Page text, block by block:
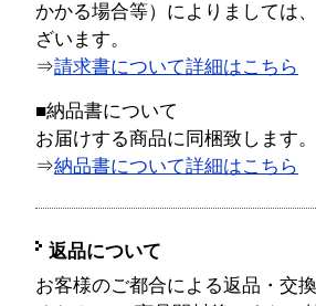
かかる場合等）によりましては
ざいます。
⇒請求書について詳細はこちら
■納品書について
お届けする商品に同梱致します。
⇒納品書について詳細はこちら
返品について
お客様のご都合による返品・交